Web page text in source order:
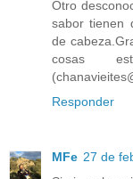
Otro
sabor tienen
de
cosas
Responder
MFe 27 de